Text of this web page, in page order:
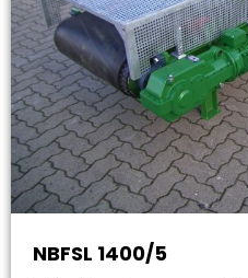
NBFSL 1400/5